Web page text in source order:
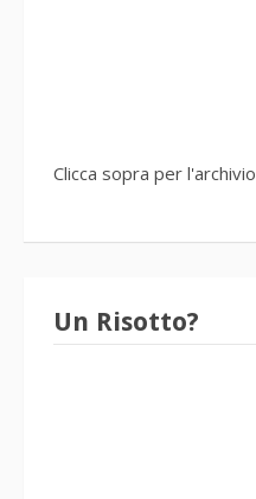
Clicca sopra per l'archivio
Un Risotto?